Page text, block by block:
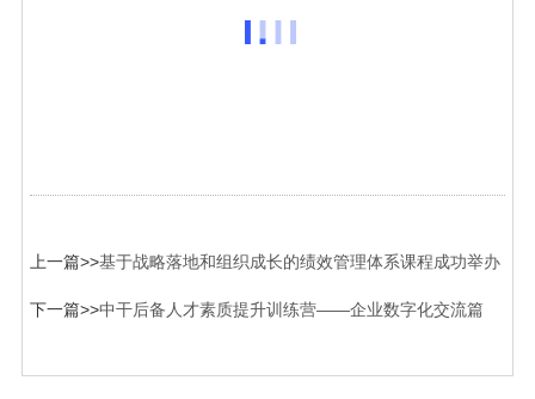
上一篇>>基于战略落地和组织成长的绩效管理体系课程成功举办
下一篇>>中干后备人才素质提升训练营——企业数字化交流篇